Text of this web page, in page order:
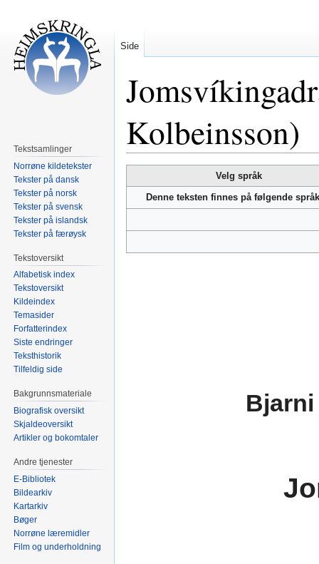
Kolbeinsson)
til
navigering
til
Velg språk
Denne teksten finnes på følgende
Side
Tekstsamlinger
Norrøne kildetekster
Tekster på dansk
Tekster på norsk
Tekster på svensk
Tekster på islandsk
Tekster på færøysk
Tekstoversikt
Alfabetisk index
Tekstoversikt
Kildeindex
Temasider
Forfatterindex
Siste endringer
Teksthistorik
Tilfeldig side
Bakgrunnsmateriale
Biografisk oversikt
Skjaldeoversikt
Artikler og bokomtaler
Andre tjenester
E-Bibliotek
Bildearkiv
Kartarkiv
Bøger
Norrøne læremidler
Film og underholdning